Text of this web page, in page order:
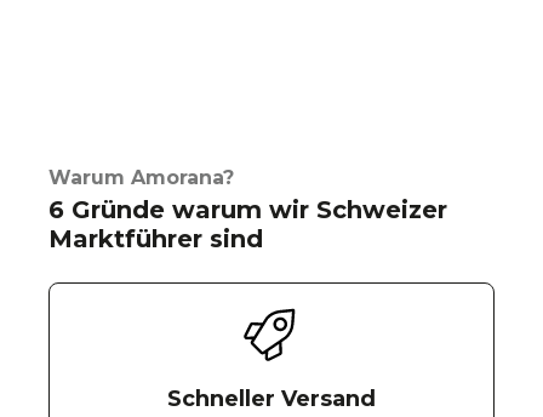
Warum Amorana?
6 Gründe warum wir Schweizer
Marktführer sind
Schneller Versand